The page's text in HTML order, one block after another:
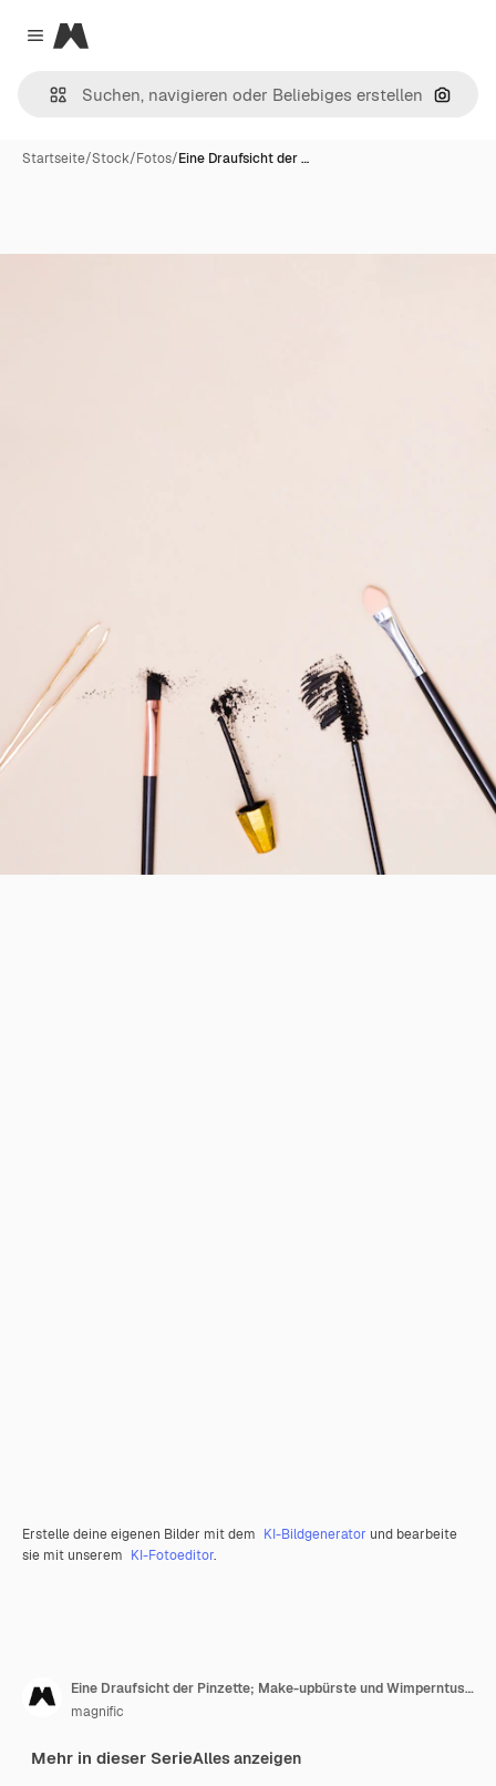
Close menu
Magnific
Nach
Startseite/Stock/Fotos/Eine Draufsicht der …
Erstelle deine eigenen Bilder mit dem KI-Bildgenerator und bearbeite
sie mit unserem KI-Fotoeditor.
Eine Draufsicht der Pinzette; Make-upbürste und Wimperntuschenbürste lokalisiert auf beige Hintergrund
magnific
Mehr in dieser SerieAlles anzeigen